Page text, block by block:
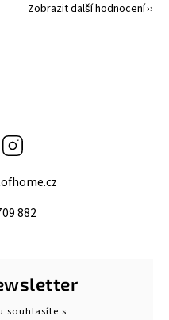
Zobrazit další hodnocení
882
souhlasíte s